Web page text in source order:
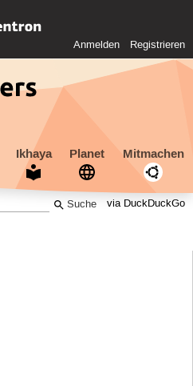
Anmelden Registrieren
Ikhaya Planet Mitmachen
via DuckDuckGo